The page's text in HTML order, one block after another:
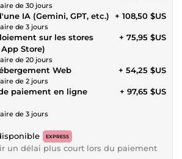
de 30 jours
IA (Gemini, GPT, etc.)
de 3 jours
+ 108,50 $US
sur les stores
Store)
de 20 jours
+ 75,95 $US
Web
de 2 jours
+ 54,25 $US
paiement en ligne
de 3 jours
+ 97,65 $US
EXPRESS
un délai plus court lors du paiement